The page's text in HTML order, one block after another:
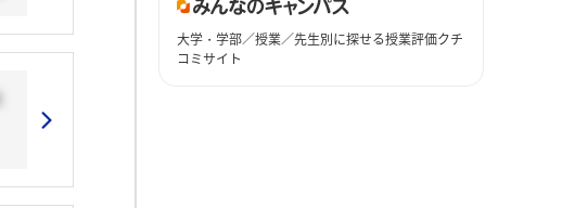
大学・学部／授業／先生別に探せる授業評価クチ
コミサイト